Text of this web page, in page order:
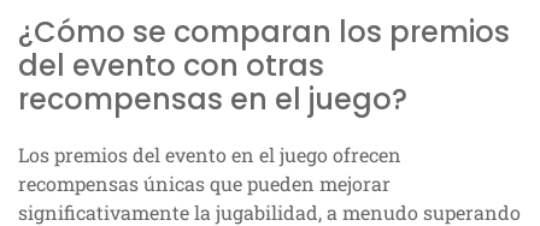
¿Cómo se comparan los premios
del evento con otras
recompensas en el juego?
Los premios del evento en el juego ofrecen
recompensas únicas que pueden mejorar
significativamente la jugabilidad, a menudo superando